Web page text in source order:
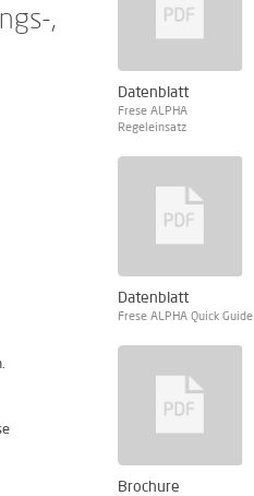
,
Datenblatt
Frese ALPHA
Regeleinsatz
Datenblatt
Frese ALPHA Quick Guide
Brochure